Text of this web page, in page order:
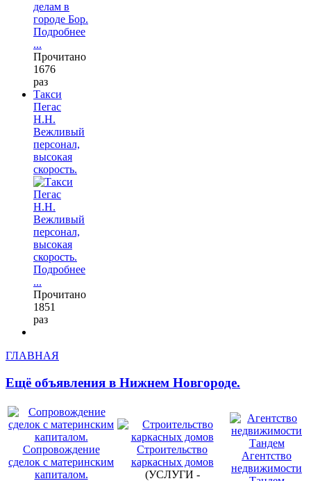
Подробнее
...
Прочитано
1676
раз
Такси
Пегас
Н.Н.
Вежливый
персонал,
высокая
скорость.
Подробнее
...
Прочитано
1851
раз
ГЛАВНАЯ
Ещё объявления в Нижнем Новгороде.
Сопровождение
сделок с материнским
капиталом.
Строительство
каркасных домов
(УСЛУГИ -
Агентство
недвижимости